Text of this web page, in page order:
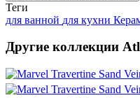
Теги
для ванной для кухни
Другие коллекции